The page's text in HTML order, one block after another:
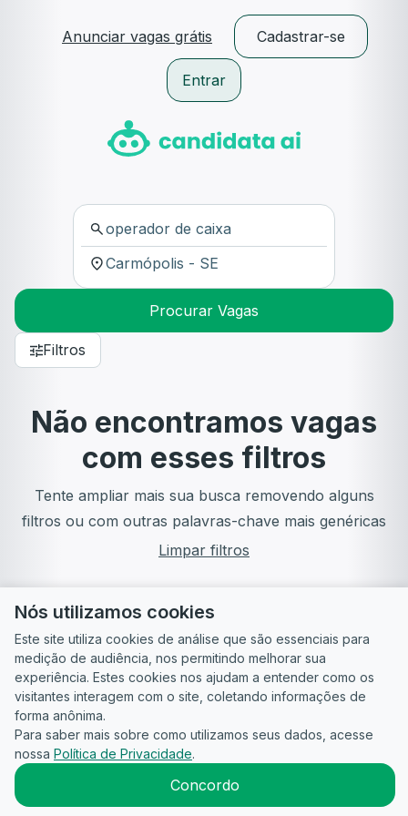
Anunciar vagas grátis Cadastrar-se
Entrar
Procurar Vagas
Filtros
Não encontramos vagas
com esses filtros
Tente ampliar mais sua busca removendo alguns
filtros ou com outras palavras-chave mais genéricas
Limpar filtros
Guia do
Candidato
Para
empresas
Política de
Privacidade
Termos
2026CandidataAI
Nós utilizamos cookies
Este site utiliza cookies de análise que são essenciais para
medição de audiência, nos permitindo melhorar sua
experiência. Estes cookies nos ajudam a entender como os
visitantes interagem com o site, coletando informações de
forma anônima.
Para saber mais sobre como utilizamos seus dados, acesse
nossa Política de Privacidade.
Concordo